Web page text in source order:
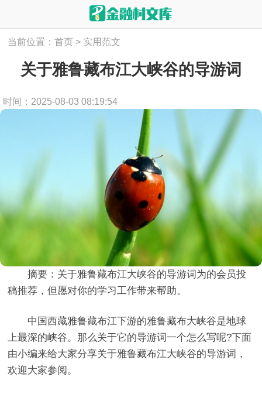
当前位置：首页 > 实用范文
关于雅鲁藏布江大峡谷的导游词
时间：2025-08-03 08:19:54
摘要： 关于雅鲁藏布江大峡谷的导游词 为的会员投
稿推荐，但愿对你的学习工作带来帮助。
中国西藏雅鲁藏布江下游的雅鲁藏布大峡谷是地球
上最深的峡谷。那么关于它的导游词一个怎么写呢?下面
由小编来给大家分享关于雅鲁藏布江大峡谷的导游词，
欢迎大家参阅。